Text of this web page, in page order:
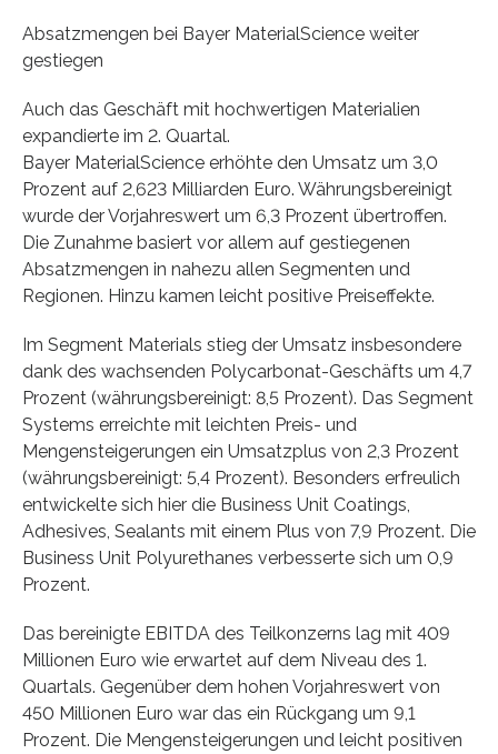
Absatzmengen bei Bayer MaterialScience weiter
gestiegen
Auch das Geschäft mit hochwertigen Materialien
expandierte im 2. Quartal.
Bayer MaterialScience erhöhte den Umsatz um 3,0
Prozent auf 2,623 Milliarden Euro. Währungsbereinigt
wurde der Vorjahreswert um 6,3 Prozent übertroffen.
Die Zunahme basiert vor allem auf gestiegenen
Absatzmengen in nahezu allen Segmenten und
Regionen. Hinzu kamen leicht positive Preiseffekte.
Im Segment Materials stieg der Umsatz insbesondere
dank des wachsenden Polycarbonat-Geschäfts um 4,7
Prozent (währungsbereinigt: 8,5 Prozent). Das Segment
Systems erreichte mit leichten Preis- und
Mengensteigerungen ein Umsatzplus von 2,3 Prozent
(währungsbereinigt: 5,4 Prozent). Besonders erfreulich
entwickelte sich hier die Business Unit Coatings,
Adhesives, Sealants mit einem Plus von 7,9 Prozent. Die
Business Unit Polyurethanes verbesserte sich um 0,9
Prozent.
Das bereinigte EBITDA des Teilkonzerns lag mit 409
Millionen Euro wie erwartet auf dem Niveau des 1.
Quartals. Gegenüber dem hohen Vorjahreswert von
450 Millionen Euro war das ein Rückgang um 9,1
Prozent. Die Mengensteigerungen und leicht positiven